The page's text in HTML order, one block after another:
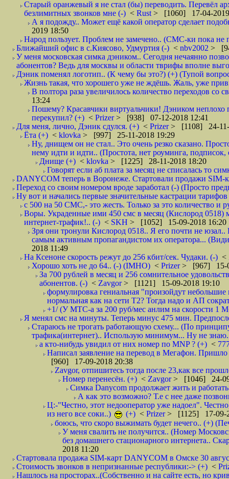
Старый оранжевый я не стал (бы) переводить. Перевёл
безлимитных звонков мне (-) < Rust > [1060] 17-04-
А я подожду.. Может ещё какой оператор сделает
2019 18:50
Народ пользует. Проблем не замечено.. (СМС-ки пока
Ближайший офис в с.Киясово, Удмуртия (-) < nbv2002 >
У меня московская симка дэником.. Сегодня нечаянно
абонентов? Ведь для москвы и области тврифы вполне
Дэник поменял логотип.. (К чему бы это?) (+) (Тупой
Жизнь такая, что хорошего уже не ждёшь. Жаль, уже
В полтора раза увеличилось количество переходов
13:24
Пошему? Красавчики виртуальчики! Дэником
перекупил? (+) < Prizer> [938] 07-12-2018 12:41
Для меня, лично, Дэник сдулся. (+) < Prizer> [1108] 24-11-
Ёта (+) < klovka > [997] 25-11-2018 19:29
Ну, днищем он не стал.. Это очень резко сказано.
нему идти и идти.. (Простота, нет роуминга,
Днище (+) < klovka > [1225] 28-11-2018 18:20
Говорят если аб плата за месяц не списалась то
DANYCOM теперь в Воронеже. Стартовали продажи SIM-
Переход со своим номером вроде заработал (-) (Просто
Ну вот и начались первые значительные кастрации
с 500 на 50 СМС,- это жесть. Только за это количество и
Воры. Украденные ими 450 смс в месяц (Кислород 0518)
интернет-трафик!.. (-) < SKH > [1052] 15-09-2018 16:20
Зря они тронули Кислород 0518.. Я его почти не
самым активным пропагандистом их оператора...
2018 11:49
На Ксеноне скорость режут до 256 кбит/сек. Чудаки. (-) <
Хорошо хоть не до 64.. (-) (IMHO) < Prizer> [967] 15-
За 700 рублей в месяц и 256 сомнительное
абонентов. (-) < Zavgor> [1121] 15-09-2018 19:10
формулировка гениальная "произойдут небольшие
нормальная как на сети Т2? Тогда надо и АП
+1/ (У МТС-а за 200 руб/мес анлим на скорости 1
Я менял смс на минуты. Теперь минус 475 мин.
Стараюсь не трогать работающую схему... (По
трафика(интернет).. Использую минимум... Ну не
а кто-нибудь увидил от них номер по MNP ? (+) <
Написал заявление на перевод в Мегафон.
[960] 17-09-2018 20:38
Zavgor, отпишитесь тогда после 23,как все
Номер перенесён. (+) < Zavgor> [1046] 24-
Симка Danycom продолжает жить и
А как это возможно? Т.е с нее даже
Ц:-"Честно, этот недооператор уже надоел".
из него все соки..)
(+) < Prizer> [1125] 17-09-
боюсь, что скоро выжимать будет нечего.. (+)
У меня свалить не получится.. (Номер
без домашнего стационарного интернета..
2018 11:20
Стартовала продажа SIM-карт DANYCOM в Омске 30
Стоимость звонков в непризнанные республики:-> (+) <
Нашлось на просторах..(Собственно и на сайте есть, но